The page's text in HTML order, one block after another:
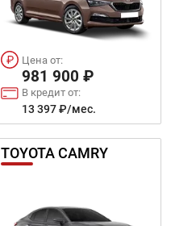
Цена от:
981 900 ₽
В кредит от:
13 397 ₽/мес.
TOYOTA CAMRY